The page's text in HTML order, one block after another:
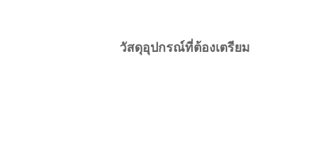
วัสดุอุปกรณ์ที่ต้องเตรียม